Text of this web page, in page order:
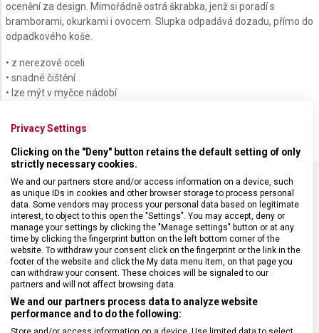
ocenění za design. Mimořádně ostrá škrabka, jenž si poradí s
bramborami, okurkami i ovocem. Slupka odpadává dozadu, přímo do
odpadkového koše.
• z nerezové oceli
• snadné čištění
• lze mýt v myčce nádobí
SPECIFIKACE PRODUKTU
DRUH ZBOŽÍ Kuchyňské vybavení
ZÁRUKA 24 měsíců
Privacy Settings
Clicking on the "Deny" button retains the default setting of only
strictly necessary cookies.
We and our partners store and/or access information on a device, such
as unique IDs in cookies and other browser storage to process personal
data. Some vendors may process your personal data based on legitimate
interest, to object to this open the "Settings". You may accept, deny or
manage your settings by clicking the "Manage settings" button or at any
time by clicking the fingerprint button on the left bottom corner of the
website. To withdraw your consent click on the fingerprint or the link in the
footer of the website and click the My data menu item, on that page you
can withdraw your consent. These choices will be signaled to our
partners and will not affect browsing data.
We and our partners process data to analyze website
performance and to do the following: